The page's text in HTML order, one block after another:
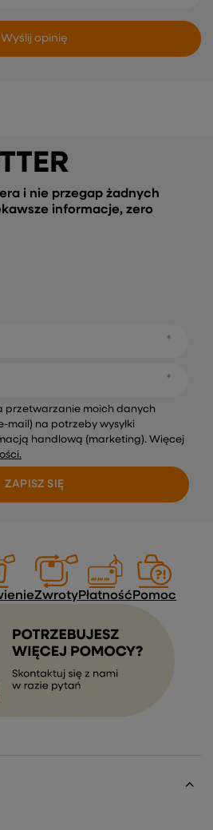
Wyślij opinię
i nie przegap żadnych
informacje, zero
przetwarzanie moich danych
mail) na potrzeby wysyłki
handlową (marketing). Więcej
ZAPISZ SIĘ
ZwrotyPłatnośćPomoc